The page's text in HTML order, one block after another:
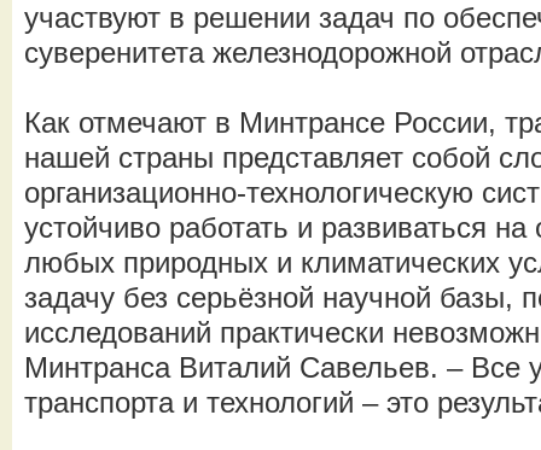
участвуют в решении задач по
суверенитета железнодорожной
Как отмечают в Минтрансе России,
нашей страны представляет собой
организационно-технологическую
устойчиво работать и развиваться
любых природных и климатических
задачу без серьёзной научной базы,
исследований практически
Минтранса Виталий Савельев. – Все
транспорта и технологий – это